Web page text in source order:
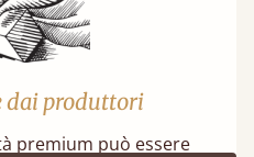
dai produttori
premium può essere